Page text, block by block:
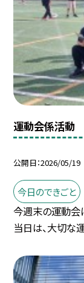
運動会係活動
公開日 2026/05/19
今日のできごと
今週末の運動会
当日は、大切な